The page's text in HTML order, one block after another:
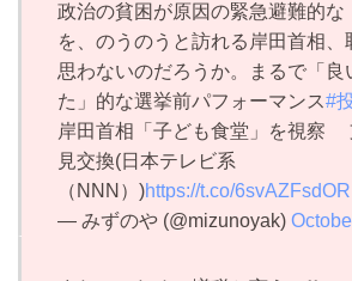
政治の貧困が原因の緊急避難的な
を、のうのうと訪れる岸田首相、
思わないのだろうか。まるで「良
た」的な選挙前パフォーマンス#
岸田首相「子ども食堂」を視察
見交換(日本テレビ系
（NNN）)https://t.co/6svAZFsdOR
— みずのや (@mizunoyak)